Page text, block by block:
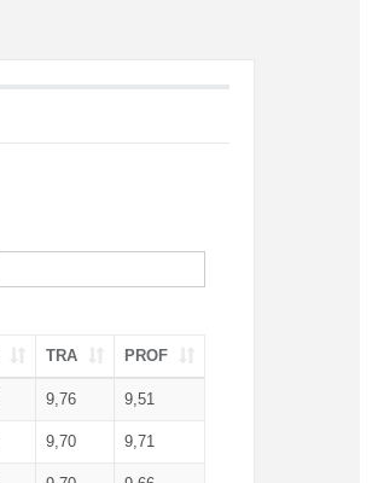
TRA PROF
9,76 9,51
9,70 9,71